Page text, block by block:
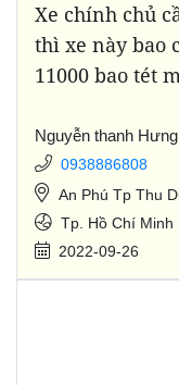
Xe chính chủ
thì xe này bao
11000 bao tét
Nguyễn thanh Hưng
0938886808
An Phú Tp Thu
Tp. Hồ Chí Minh
2022-09-26